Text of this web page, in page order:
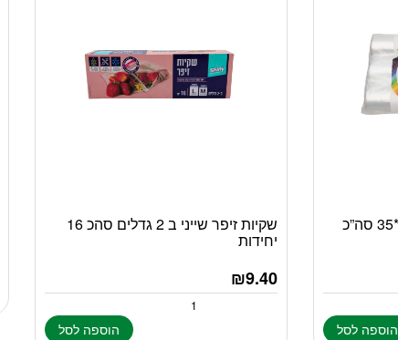
שקיות הקפאה שלישייה 25*35 סה”כ
הוספה לסל
שקיות זיפר שייני ב 2 גדלים סהכ 16
יחידות
₪9.40
הוספה לסל